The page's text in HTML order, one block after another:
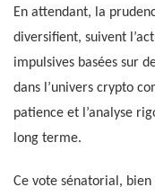
En attendant, la
diversifient, suivent
impulsives basées sur
dans l’univers crypto
patience et l’analyse
long terme.
Ce vote sénatorial,